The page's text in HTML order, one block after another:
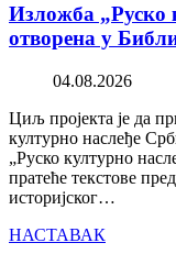
Изложба „Руско
отворена у
04.08.2026
Циљ пројекта је да
културно наслеђе
„Руско културно
пратеће текстове
историјског…
НАСТАВАК